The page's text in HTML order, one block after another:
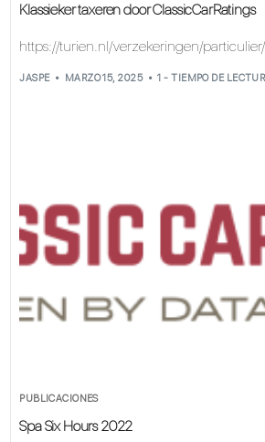
Klassieker taxeren door ClassicCarRatings
https://turien.nl/verzekeringen/
JASPE MARZO 15, 2025 1 - TIEMPO DE
PUBLICACIONES
Spa Six Hours 2022